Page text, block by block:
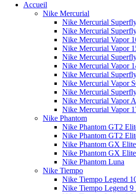
Accueil
Nike Mercurial
Nike Mercurial
Nike Mercurial
Nike Mercurial Vapor
Nike Mercurial Vapor
Nike Mercurial
Nike Mercurial Vapor
Nike Mercurial
Nike Mercurial Vapor
Nike Mercurial
Nike Mercurial Vapor
Nike Mercurial Vapor
Nike Phantom
Nike Phantom GT2
Nike Phantom GT2
Nike Phantom GX
Nike Phantom GX
Nike Phantom Luna
Nike Tiempo
Nike Tiempo Legend
Nike Tiempo Legend 9